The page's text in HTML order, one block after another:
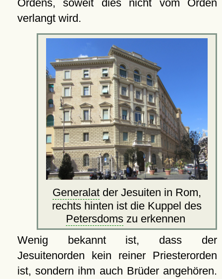
Ordens, soweit dies nicht vom Orden
verlangt wird.
Generalat der Jesuiten in Rom,
rechts hinten ist die Kuppel des
Petersdomszu erkennen
Wenig bekannt ist, dass der
Jesuitenorden kein reiner Priesterorden
ist, sondern ihm auch Brüder angehören.